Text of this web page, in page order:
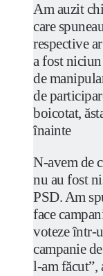
Am auzit
care
respective
a fost
de
de
boicotat,
înainte
N-avem de
nu au fost
PSD. Am
face
voteze într-
campanie
l-am făcut”,